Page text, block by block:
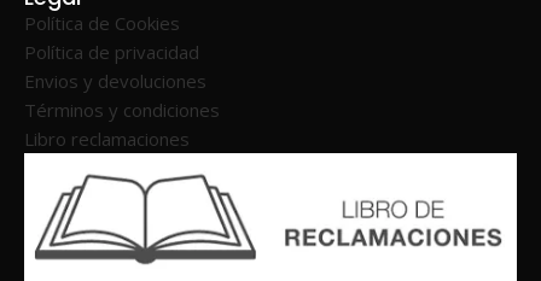
Política de Cookies
Política de privacidad
Envios y devoluciones
Términos y condiciones
Libro reclamaciones